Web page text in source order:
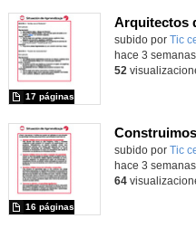
Arquitectos
subido por Tic
17 páginas
hace 3 semanas
52
subido por Tic
16 páginas
hace 3 semanas
64